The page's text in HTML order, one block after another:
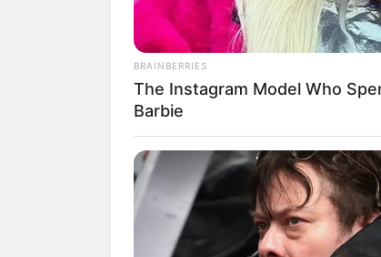
คนวันจันทร์
ไพ่ประจำวันของท่าน
BRAINBERRIES
The Instagram Model Who
Barbie
FORGE BODY